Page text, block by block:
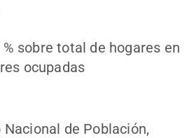
% sobre total de hogares en
ocupadas
Nacional de Población,